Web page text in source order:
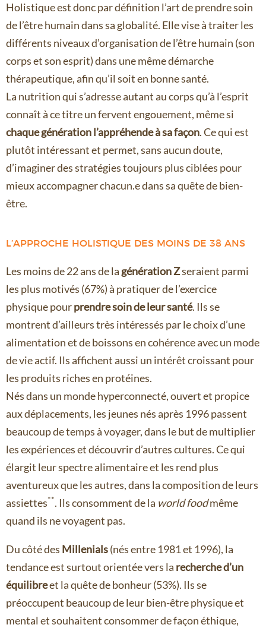
Holistique est donc par définition l’art de prendre soin
de l’être humain dans sa globalité. Elle vise à traiter les
différents niveaux d’organisation de l’être humain (son
corps et son esprit) dans une même démarche
thérapeutique, afin qu’il soit en bonne santé.
La nutrition qui s’adresse autant au corps qu’à l’esprit
connaît à ce titre un fervent engouement, même si
chaque génération l’appréhende à sa façon. Ce qui est
plutôt intéressant et permet, sans aucun doute,
d’imaginer des stratégies toujours plus ciblées pour
mieux accompagner chacun.e dans sa quête de bien-
être.
L’APPROCHE HOLISTIQUE DES MOINS DE 38 ANS
Les moins de 22 ans de la génération Zseraient parmi
les plus motivés (67%) à pratiquer de l’exercice
physique pourprendre soin de leur santé. Ils se
montrent d’ailleurs très intéressés par le choix d’une
alimentation et de boissons en cohérence avec un mode
de vie actif. Ils affichent aussi un intérêt croissant pour
les produits riches en protéines.
Nés dans un monde hyperconnecté, ouvert et propice
aux déplacements, les jeunes nés après 1996 passent
beaucoup de temps à voyager, dans le but de multiplier
les expériences et découvrir d’autres cultures. Ce qui
élargit leur spectre alimentaire et les rend plus
aventureux que les autres, dans la composition de leurs
assiettes**. Ils consomment de la world foodmême
quand ils ne voyagent pas.
Du côté des Millenials(nés entre 1981 et 1996), la
tendance est surtout orientée vers la recherche d’un
équilibreet la quête de bonheur (53%). Ils se
préoccupent beaucoup de leur bien-être physique et
mental et souhaitent consommer de façon éthique,